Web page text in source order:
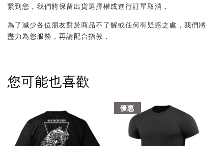
繫到您，我們將保留出貨選擇權或進行訂單取消．
為了減少各位朋友對於商品不了解或任何有疑惑之處，我們將
盡力為您服務，再請配合指教．
您可能也喜歡
優惠